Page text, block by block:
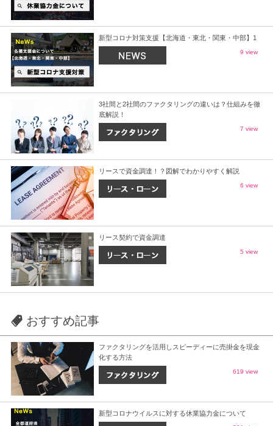
新型コロナ対策支援【北海道・東北・関東・中部】1
9 view
3社間と2社間のファクタリングの違いは？仕組みを徹
底解説！
7 view
リースで資金調達！？図解でわかりやすく解説
6 view
リース契約で資金調達
5 view
おすすめ記事
ファクタリングを活用しスピーディーに売掛金を現金
化する方法
619 view
新型コロナウイルスに対する休業協力金について